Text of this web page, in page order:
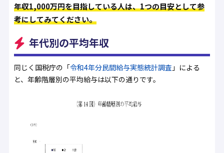
年収1,000万円を目指している人は、1つの目安として参
考にしてみてください。
年代別の平均年収
同じく国税庁の「令和4年分民間給与実態統計調査 」による
と、年齢階層別の平均給与は以下の通りです。